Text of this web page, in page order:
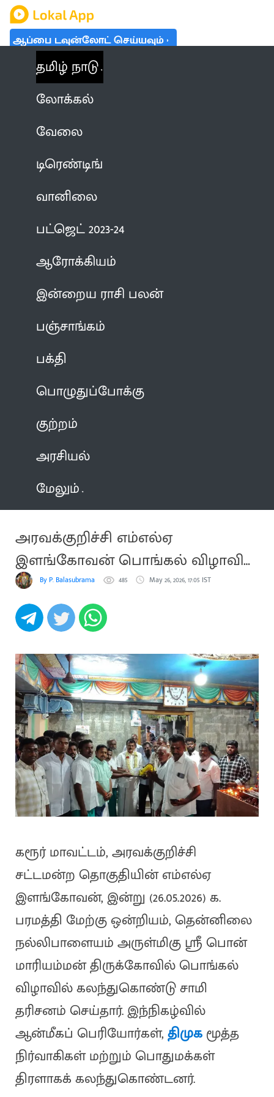
ஆப்பை டவுன்லோட் செய்யவும்
தமிழ் நாடு
லோக்கல்
வேலை
டிரெண்டிங்
வானிலை
பட்ஜெட் 2023-24
ஆரோக்கியம்
இன்றைய ராசி பலன்
பஞ்சாங்கம்
பக்தி
பொழுதுப்போக்கு
குற்றம்
அரசியல்
மேலும்
அரவக்குறிச்சி எம்எல்ஏ
இளங்கோவன் பொங்கல் விழாவில்
பங்கேற்பு
By P. Balasubramani 485 May 26, 2026, 17:05 IST
கரூர் மாவட்டம், அரவக்குறிச்சி
சட்டமன்ற தொகுதியின் எம்எல்ஏ
இளங்கோவன், இன்று (26.05.2026) க.
பரமத்தி மேற்கு ஒன்றியம், தென்னிலை
நல்லிபாளையம் அருள்மிகு ஸ்ரீ பொன்
மாரியம்மன் திருக்கோவில் பொங்கல்
விழாவில் கலந்துகொண்டு சாமி
தரிசனம் செய்தார். இந்நிகழ்வில்
ஆன்மீகப் பெரியோர்கள்,திமுகமூத்த
நிர்வாகிகள் மற்றும் பொதுமக்கள்
திரளாகக் கலந்துகொண்டனர்.